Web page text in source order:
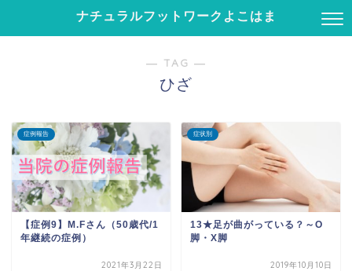
ナチュラルフットワークよこはま
― TAG ―
ひざ
症例報告
【症例9】M.Fさん（50歳代/1
年継続の症例）
2021年3月22日
症状別
13★足が曲がっている？～O
脚・X脚
2019年10月10日